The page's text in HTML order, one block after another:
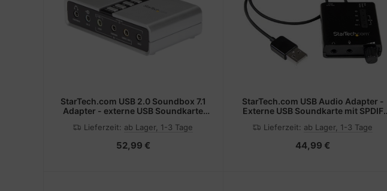
StarTech.com USB 2.0 Soundbox 7.1
Adapter - externe USB Soundkarte
Lieferzeit: ab Lager, 1-3 Tage
52,99 €
StarTech.com USB Audio Adapter -
Externe USB Soundkarte mit SPDIF
Lieferzeit: ab Lager, 1-3 Tage
44,99 €